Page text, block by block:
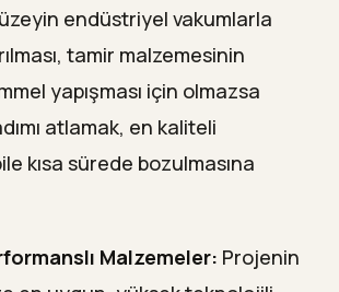
endüstriyel vakumlarla
tamir malzemesinin
yapışması için olmazsa
atlamak, en kaliteli
kısa sürede bozulmasına
Malzemeler: Projenin